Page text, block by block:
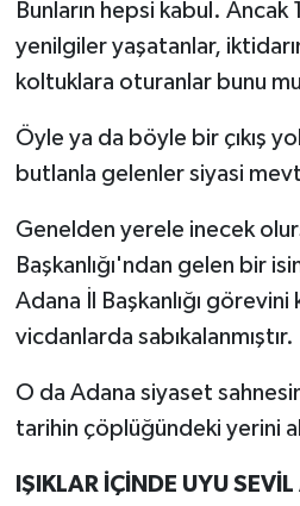
Bunların hepsi kabul. Ancak
yenilgiler yaşatanlar,
koltuklara oturanlar bunu mu
Öyle ya da böyle bir çıkış
butlanla gelenler siyasi
Genelden yerele inecek
Başkanlığı'ndan gelen bir
Adana İl Başkanlığı
vicdanlarda sabıkalanmıştır.
O da Adana siyaset
tarihin çöplüğündeki yerini
IŞIKLAR İÇİNDE UYU